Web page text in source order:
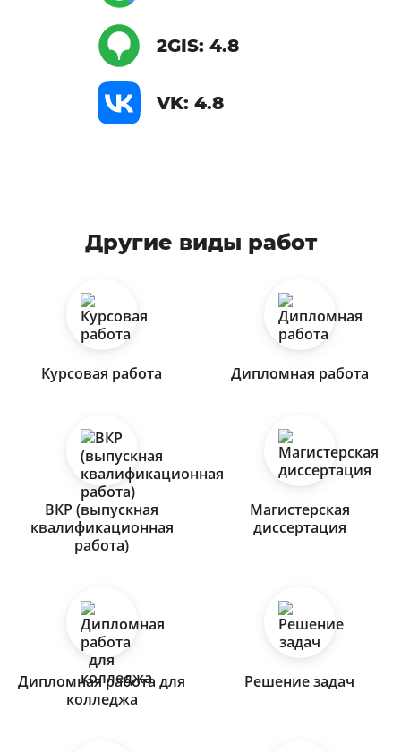
2GIS: 4.8
VK: 4.8
Другие виды работ
Курсовая работа Дипломная работа
ВКР (выпускная
квалификационная
работа)
Магистерская
диссертация
Дипломная работа для
колледжа
Решение задач